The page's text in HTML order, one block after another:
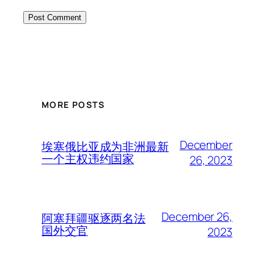
MORE POSTS
埃塞俄比亚成为非洲最新
一个主权违约国家
December
26, 2023
阿塞拜疆驱逐两名法
国外交官
December 26,
2023